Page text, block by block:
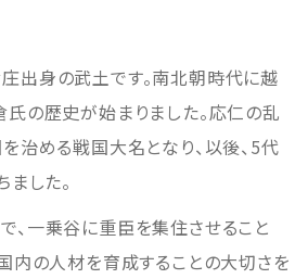
出身の武土です。南北朝時代に越
氏の歴史が始まりました。応仁の乱
治める戦国大名となり、以後、5代
した。
、一乗谷に重臣を集住させること
内の人材を育成することの大切さを